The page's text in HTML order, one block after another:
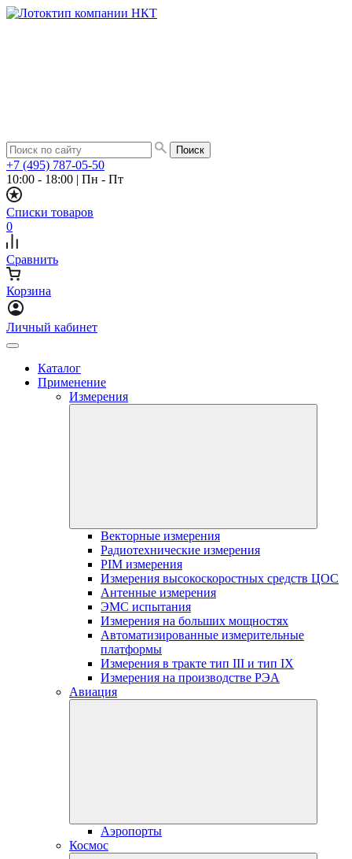
+7 (495) 787-05-50
10:00 - 18:00 | Пн - Пт
Списки товаров
0
Сравнить
Корзина
Личный кабинет
Каталог
Применение
Измерения
Векторные измерения
Радиотехнические измерения
PIM измерения
Измерения высокоскоростных средств ЦОС
Антенные измерения
ЭМС испытания
Измерения на больших мощностях
Автоматизированные измерительные
платформы
Измерения в тракте тип III и тип IX
Измерения на производстве РЭА
Авиация
Аэропорты
Космос